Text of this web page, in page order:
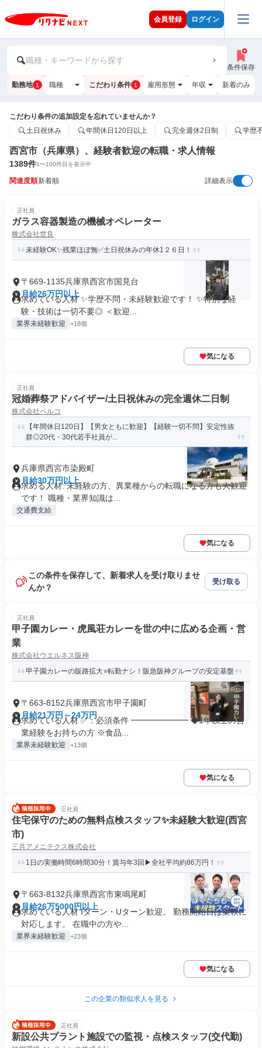
会員登録 ログイン
職種・キーワードから探す
条件保存
勤務地 1 職種 こだわり条件 1 雇用形態 年収 新着のみ
こだわり条件の追加設定を忘れていませんか？
土日祝休み
年間休日120日以上 完全週休2日制 学歴
西宮市（兵庫県）、経験者歓迎の転職・求人情報
1389件1〜100件目を表示中
関連度順新着順 詳細表示
正社員
ガラス容器製造の機械オペレーター
株式会社世良
未経験OK✨残業ほぼ無✅土日祝休みの年休1２６日！
〒669-1135兵庫県西宮市国見台
月給26万円以上
求めている人材 ✨学歴不問・未経験歓迎です！ ✨特別な経
験・技術は一切不要◎ ＜歓迎...
業界未経験歓迎 +18個
気になる
正社員
冠婚葬祭アドバイザー/土日祝休みの完全週休二日制
株式会社ベルコ
【年間休日120日】【男女ともに歓迎】【経験一切不問】安定性抜
群◎20代・30代若手社員が...
兵庫県西宮市染殿町
月給30万円以上
求める人材: 未経験の方、異業種からの転職になる方も大歓迎
です！ 職種・業界知識は...
交通費支給
気になる
この条件を保存して、新着求人を受け取りませ
んか？
受け取る
正社員
甲子園カレー・虎風荘カレーを世の中に広める企画・営
業
株式会社ウエルネス阪神
甲子園カレーの販路拡大⭐転勤ナシ！阪急阪神グループの安定基盤
〒663-8152兵庫県西宮市甲子園町
月給21万円～24万円
求めている人材 ✅：必須条件 ━━━━━━━ ◆1年以上の営
業経験をお持ちの方 ※食品...
業界未経験歓迎 +13個
気になる
正社員
住宅保守のための無料点検スタッフ✨未経験大歓迎(西宮
市)
三共アメニテクス株式会社
1日の実働時間6時間30分！賞与年3回▶全社平均約86万円！
〒663-8132兵庫県西宮市東鳴尾町
月給26万5000円以上
求めている人材 Iターン・Uターン歓迎。 勤務開始日は柔軟に
対応します。 在職中の方や...
業界未経験歓迎 +23個
気になる
この企業の類似求人を見る
正社員
新設公共プラント施設での監視・点検スタッフ(交代勤)